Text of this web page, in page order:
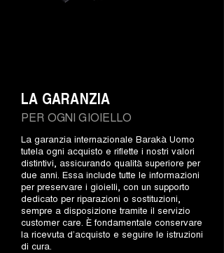
PER OGNI GIOIELLO
LA GARANZIA
La garanzia internazionale Barakà Uomo
tutela ogni acquisto e riflette i nostri valori
distintivi, assicurando qualità superiore per
due anni. Essa include tutte le informazioni
per preservare i gioielli, con un supporto
dedicato per riparazioni o sostituzioni,
sempre a disposizione tramite il servizio
customer care. È fondamentale conservare
la ricevuta d’acquisto e seguire le istruzioni
di cura.